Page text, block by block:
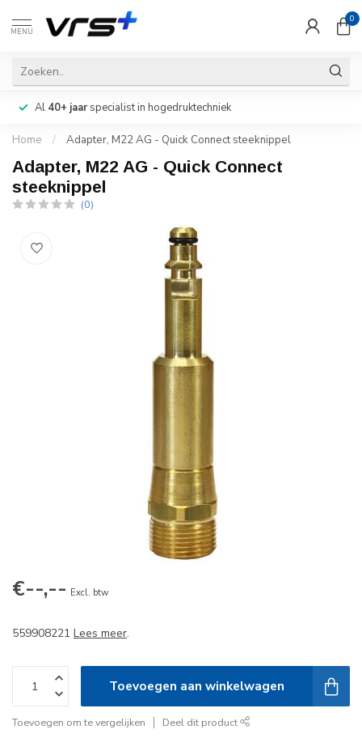
MENU
0
Al 40+ jaarspecialist in hogedruktechniek
Home / Adapter, M22 AG - Quick Connect steeknippel
Adapter, M22 AG - Quick Connect
steeknippel
(0)
€--,-- Excl. btw
559908221 Lees meer.
Toevoegen aan winkelwagen
Toevoegen om te vergelijken Deel dit product